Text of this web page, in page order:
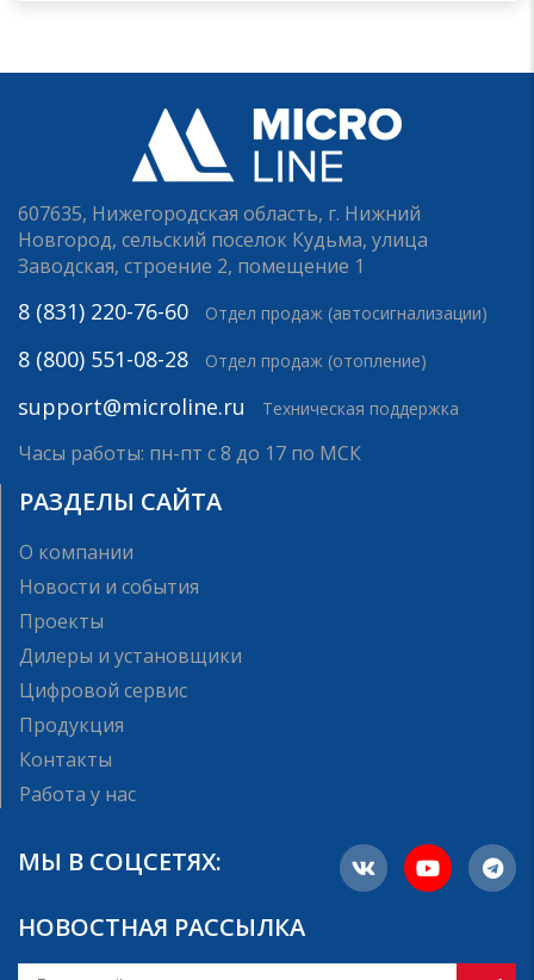
607635, Нижегородская область, г. Нижний
Новгород, сельский поселок Кудьма, улица
Заводская, строение 2, помещение 1
8 (831) 220-76-60 Отдел продаж (автосигнализации)
8 (800) 551-08-28 Отдел продаж (отопление)
support@microline.ru Техническая поддержка
Часы работы: пн-пт с 8 до 17 по МСК
РАЗДЕЛЫ САЙТА
О компании
Новости и события
Проекты
Дилеры и установщики
Цифровой сервис
Продукция
Контакты
Работа у нас
МЫ В СОЦСЕТЯХ:
НОВОСТНАЯ РАССЫЛКА